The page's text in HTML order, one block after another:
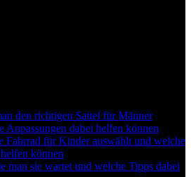
den richtigen Sattel für Männer
Anpassungen dabei helfen können
Fahrrad für Kinder auswählt und welche
können
man sie wartet und welche Tipps dabei